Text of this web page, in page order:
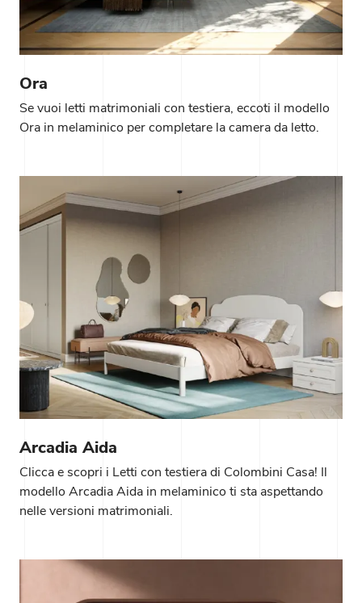
Ora
Se vuoi letti matrimoniali con testiera, eccoti il modello
Ora in melaminico per completare la camera da letto.
Arcadia Aida
Clicca e scopri i Letti con testiera di Colombini Casa! Il
modello Arcadia Aida in melaminico ti sta aspettando
nelle versioni matrimoniali.